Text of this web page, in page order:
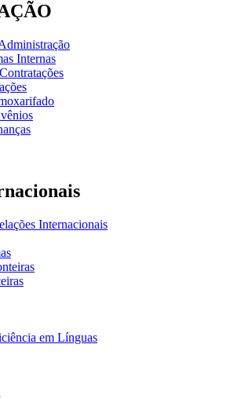
Internas
Internacionais
em Línguas